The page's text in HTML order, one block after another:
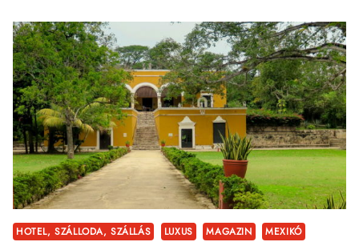
SURROUND
MADÁRCSICSERGÉSSEL
HOTEL, SZÁLLODA, SZÁLLÁS LUXUS MAGAZIN MEXIKÓ